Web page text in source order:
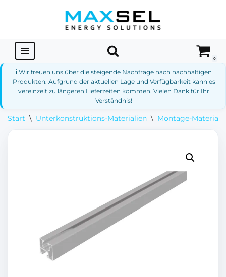
springen
0
ℹ️ Wir freuen uns über die steigende Nachfrage nach nachhaltigen
Produkten. Aufgrund der aktuellen Lage und Verfügbarkeit kann es
vereinzelt zu längeren Lieferzeiten kommen. Vielen Dank für Ihr
Verständnis!
Start \ Unterkonstruktions-Materialien \ Montage-